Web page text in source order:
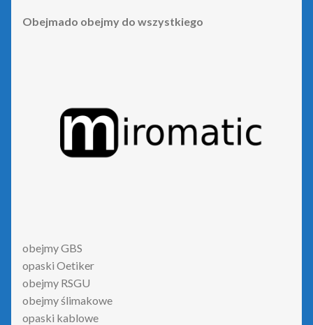
Obejmado obejmy do wszystkiego
obejmy GBS
opaski Oetiker
obejmy RSGU
obejmy ślimakowe
opaski kablowe